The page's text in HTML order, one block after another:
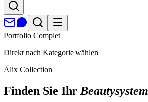
Portfolio Complet
Direkt nach Kategorie wählen
Alix Collection
Finden Sie Ihr Beautysystem